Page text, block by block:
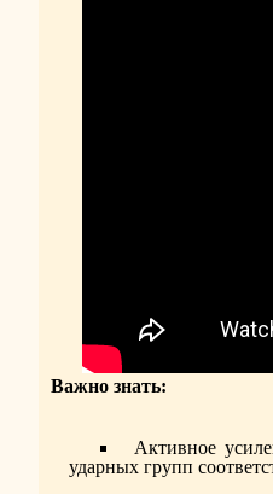
Важно знать:
Активное
ударных групп